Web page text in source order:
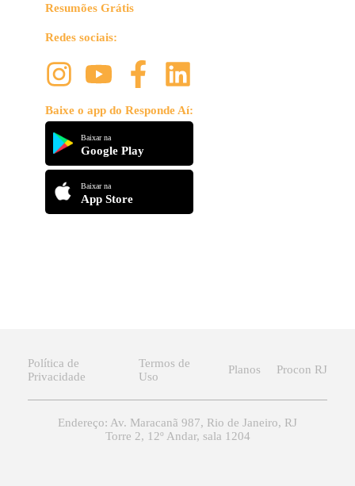
Resumões Grátis
Redes sociais:
Baixe o app do Responde Aí:
Baixar na
Google Play
Baixar na
App Store
Política de
Privacidade
Termos de
Uso
Planos Procon RJ
Endereço: Av. Maracanã 987, Rio de Janeiro, RJ
Torre 2, 12º Andar, sala 1204